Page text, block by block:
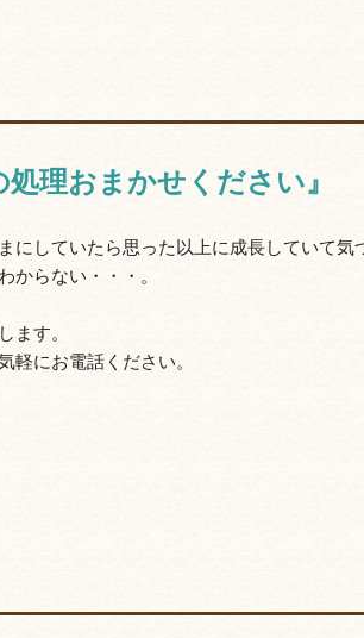
処理おまかせください』
にしていたら思った以上に成長していて気
からない・・・。
ます。
軽にお電話ください。